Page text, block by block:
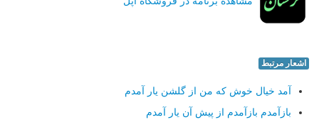
اشعار مرتبط
آمد خیال خوش كه من از گلشن یار آمدم
بازآمدم بازآمدم از پیش آن یار آمدم